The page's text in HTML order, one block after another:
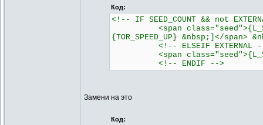
Код:
<!-- IF SEED_COUNT && not
<span
{TOR_SPEED_UP} &nbsp;]</span>
<!-- ELSEIF EXTERNAL
<span
<!-- ENDIF -->
Замени на это
Код: